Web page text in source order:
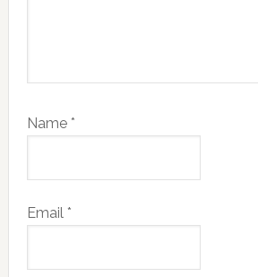
Name *
Email *